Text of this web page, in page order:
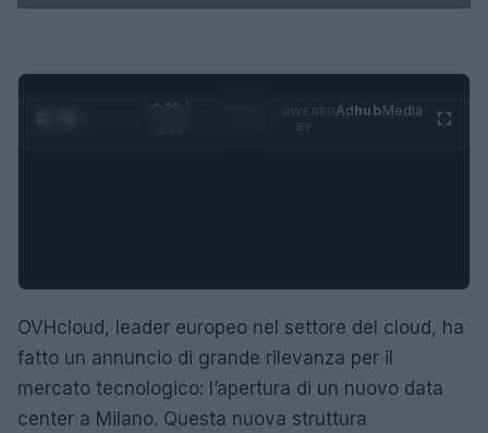
0:29 /
AdhubMedia
OVHcloud, leader europeo nel settore del cloud, ha
fatto un annuncio di grande rilevanza per il
mercato tecnologico: l’apertura di un nuovo data
center a Milano. Questa nuova struttura